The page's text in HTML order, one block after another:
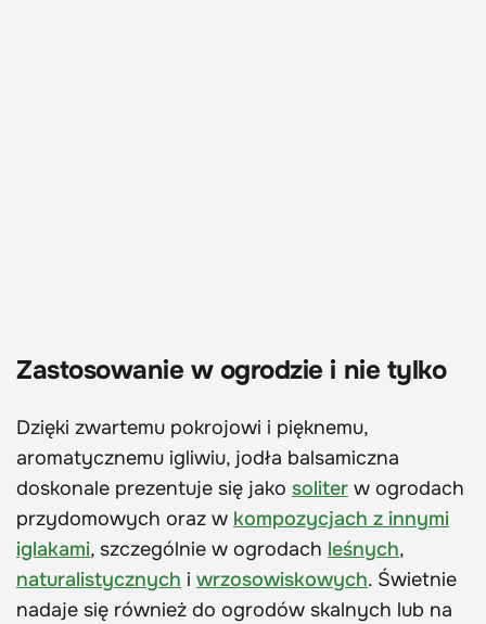
Zastosowanie w ogrodzie i nie tylko
Dzięki zwartemu pokrojowi i pięknemu,
aromatycznemu igliwiu, jodła balsamiczna
doskonale prezentuje się jako soliter w ogrodach
przydomowych oraz w kompozycjach z innymi
iglakami, szczególnie w ogrodach leśnych,
naturalistycznych i wrzosowiskowych. Świetnie
nadaje się również do ogrodów skalnych lub na